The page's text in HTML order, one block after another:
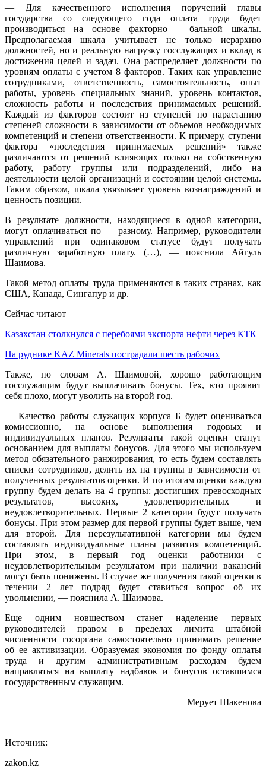
— Для качественного исполнения поручений главы
государства со следующего года оплата труда будет
производиться на основе факторно – бальной шкалы.
Предполагаемая шкала учитывает не только иерархию
должностей, но и реальную нагрузку госслужащих и вклад в
достижения целей и задач. Она распределяет должности по
уровням оплаты с учетом 8 факторов. Таких как управление
сотрудниками, ответственность, самостоятельность, опыт
работы, уровень специальных знаний, уровень контактов,
сложность работы и последствия принимаемых решений.
Каждый из факторов состоит из ступеней по нарастанию
степеней сложности в зависимости от объемов необходимых
компетенций и степени ответственности. К примеру, ступени
фактора «последствия принимаемых решений» также
различаются от решений влияющих только на собственную
работу, работу группы или подразделений, либо на
деятельности целой организаций и состоянии целой системы.
Таким образом, шкала увязывает уровень вознаграждений и
ценность позиции.
В результате должности, находящиеся в одной категории,
могут оплачиваться по — разному. Например, руководители
управлений при одинаковом статусе будут получать
различную заработную плату. (…), — пояснила Айгуль
Шаимова.
Такой метод оплаты труда применяются в таких странах, как
США, Канада, Сингапур и др.
Сейчас читают
Казахстан столкнулся с перебоями экспорта нефти через КТК
На руднике KAZ Minerals пострадали шесть рабочих
Также, по словам А. Шаимовой, хорошо работающим
госслужащим будут выплачивать бонусы. Тех, кто проявит
себя плохо, могут уволить на второй год.
— Качество работы служащих корпуса Б будет оцениваться
комиссионно, на основе выполнения годовых и
индивидуальных планов. Результаты такой оценки станут
основанием для выплаты бонусов. Для этого мы используем
метод обязательного ранжирования, то есть будем составлять
списки сотрудников, делить их на группы в зависимости от
полученных результатов оценки. И по итогам оценки каждую
группу будем делать на 4 группы: достигших превосходных
результатов, высоких, удовлетворительных и
неудовлетворительных. Первые 2 категории будут получать
бонусы. При этом размер для первой группы будет выше, чем
для второй. Для нерезультативной категории мы будем
составлять индивидуальные планы развития компетенций.
При этом, в первый год оценки работники с
неудовлетворительным результатом при наличии вакансий
могут быть понижены. В случае же получения такой оценки в
течении 2 лет подряд будет ставиться вопрос об их
увольнении, — пояснила А. Шаимова.
Еще одним новшеством станет наделение первых
руководителей правом в пределах лимита штабной
численности госоргана самостоятельно принимать решение
об ее активизации. Образуемая экономия по фонду оплаты
труда и другим административным расходам будем
направляться на выплату надбавок и бонусов оставшимся
государственным служащим.
Мерует Шакенова
Источник:
zakon.kz